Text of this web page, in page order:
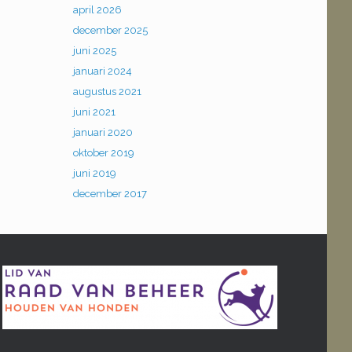
april 2026
december 2025
juni 2025
januari 2024
augustus 2021
juni 2021
januari 2020
oktober 2019
juni 2019
december 2017